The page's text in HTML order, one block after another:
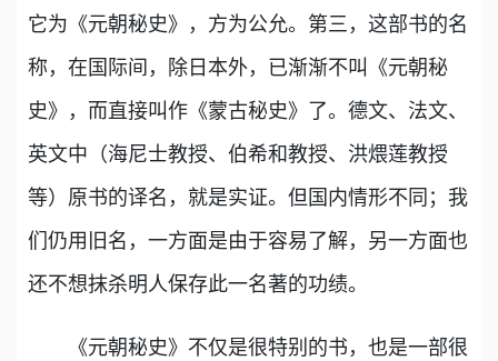
它为《元朝秘史》，方为公允。第三，这部书的名
称，在国际间，除日本外，已渐渐不叫《元朝秘
史》，而直接叫作《蒙古秘史》了。德文、法文、
英文中（海尼士教授、伯希和教授、洪煨莲教授
等）原书的译名，就是实证。但国内情形不同；我
们仍用旧名，一方面是由于容易了解，另一方面也
还不想抹杀明人保存此一名著的功绩。
《元朝秘史》不仅是很特别的书，也是一部很